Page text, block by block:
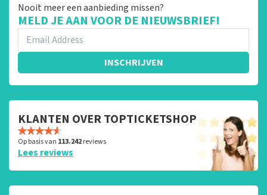
Nooit meer een aanbieding missen?
MELD JE AAN VOOR DE NIEUWSBRIEF!
INSCHRIJVEN
KLANTEN OVER TOPTICKETSHOP
Op basis van 113.242reviews
Lees reviews